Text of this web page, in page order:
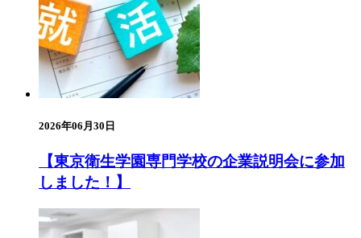
2026年06月30日
【東京衛生学園専門学校の企業説明会に参加
しました！】